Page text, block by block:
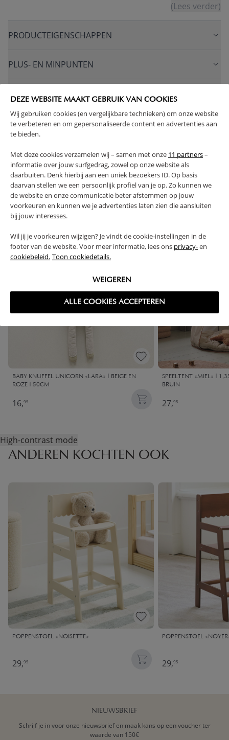
DEZE WEBSITE MAAKT GEBRUIK VAN COOKIES
Wij gebruiken cookies (en vergelijkbare technieken) om onze website
te verbeteren en om gepersonaliseerde content en advertenties aan
te bieden.
Met deze cookies verzamelen wij – samen met onze 11 partners–
informatie over jouw surfgedrag, zowel op onze website als
daarbuiten. Denk hierbij aan een uniek bezoekers ID. Op basis
daarvan stellen we een persoonlijk profiel van je op. Zo kunnen we
de website en onze communicatie beter afstemmen op jouw
voorkeuren en kunnen we je advertenties laten zien die aansluiten
bij jouw interesses.
Wil jij je voorkeuren wijzigen? Je vindt de cookie-instellingen in de
footer van de website. Voor meer informatie, lees ons privacy-en
cookiebeleid. Toon cookiedetails.
WEIGEREN
ALLE COOKIES ACCEPTEREN
(Lees verder)
PRODUCTEIGENSCHAPPEN
PLUS- EN MINPUNTEN
FAQ
RETOUREN
High-contrast mode
VAAK SAMEN GEKOCHT
BABY KNUFFEL UNICORN «LARA» | BEIGE EN
ROZE | 50CM
16,95
SPEELTENT «MIEL» |
BRUIN
27,95
High-contrast mode
ANDEREN KOCHTEN OOK
POPPENSTOEL «NOISETTE»
29,95
POPPENSTOEL
29,95
NIEUWSBRIEF
Schrijf je in voor onze nieuwsbrief en maak kans op een voucher ter
waarde van 150€